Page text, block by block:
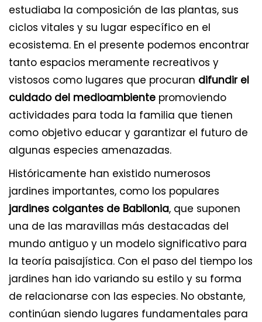
estudiaba la composición de las plantas, sus
ciclos vitales y su lugar específico en el
ecosistema. En el presente podemos encontrar
tanto espacios meramente recreativos y
vistosos como lugares que procuran difundir el
cuidado del medioambiente promoviendo
actividades para toda la familia que tienen
como objetivo educar y garantizar el futuro de
algunas especies amenazadas.
Históricamente han existido numerosos
jardines importantes, como los populares
jardines colgantes de Babilonia, que suponen
una de las maravillas más destacadas del
mundo antiguo y un modelo significativo para
la teoría paisajística. Con el paso del tiempo los
jardines han ido variando su estilo y su forma
de relacionarse con las especies. No obstante,
continúan siendo lugares fundamentales para